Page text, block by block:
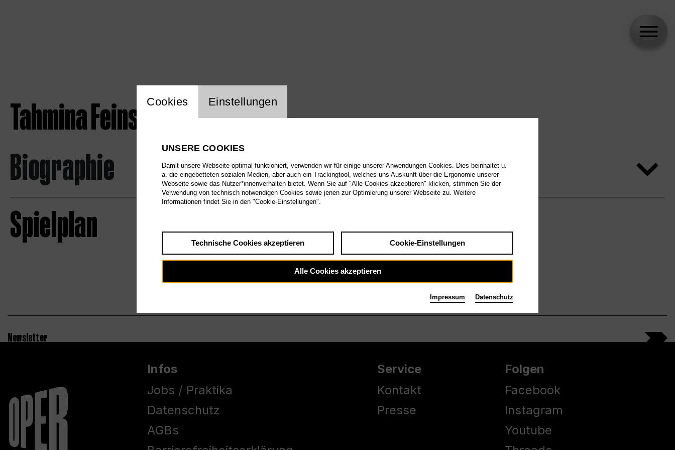
Tahmina Feinstein
Biographie
Spielplan
Newsletter
Infos
Jobs / Praktika
Datenschutz
AGBs
Service
Kontakt
Presse
Folgen
Facebook
Instagram
Youtube
Einstellung Website Cookie
Cookies Einstellungen
UNSERE COOKIES
Damit unsere Webseite optimal funktioniert, verwenden wir für einige unserer Anwendungen Cookies. Dies beinhaltet u.
a. die eingebetteten sozialen Medien, aber auch ein Trackingtool, welches uns Auskunft über die Ergonomie unserer
Webseite sowie das Nutzer*innenverhalten bietet. Wenn Sie auf "Alle Cookies akzeptieren" klicken, stimmen Sie der
Verwendung von technisch notwendigen Cookies sowie jenen zur Optimierung unserer Webseite zu. Weitere
Informationen findet Sie in den "Cookie-Einstellungen".
Technische Cookies akzeptieren Cookie-Einstellungen
Alle Cookies akzeptieren
Impressum Datenschutz